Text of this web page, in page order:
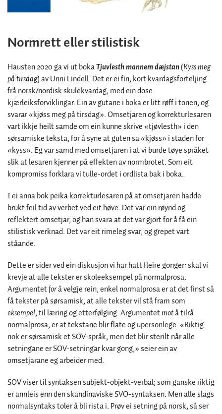
Normrett eller stilistisk
Hausten 2020 ga vi ut bokaTjuvlesth mannem dæjstan(Kyss meg
på tirsdag) av Unni Lindell. Det er ei fin, kort kvardagsforteljing
frå norsk/nordisk skulekvardag, med ein dose
kjærleiksforviklingar. Ein av gutane i boka er litt røff i tonen, og
svarar «kjøss meg på tirsdag». Omsetjaren og korrekturlesaren
vart ikkje heilt samde om ein kunne skrive «tjøvlesth» i den
sørsamiske teksta, for å syne at guten sa «kjøss» i staden for
«kyss». Eg var samd med omsetjaren i at vi burde tøye språket
slik at lesaren kjenner på effekten av normbrotet. Som eit
kompromiss forklara vi tulle-ordet i ordlista bak i boka.
I ei anna bok peika korrekturlesaren på at omsetjaren hadde
brukt feil tid av verbet ved eit høve. Det var ein røynd og
reflektert omsetjar, og han svara at det var gjort for å få ein
stilistisk verknad. Det var eit rimeleg svar, og grepet vart
ståande.
Dette er sider ved ein diskusjon vi har hatt fleire gonger: skal vi
krevje at alle tekster er skoleeksempel på normalprosa.
Argumentetforå velgje rein, enkel normalprosa er at det finst så
få tekster på sørsamisk, at alle tekster vil stå fram som
eksempel, til læring og etterfølging. Argumentetmotå tilrå
normalprosa, er at tekstane blir flate og upersonlege. «Riktig
nok er sørsamisk et SOV-språk, men det blir sterilt når alle
setningane er SOV-setningar kvar gong,» seier ein av
omsetjarane eg arbeider med.
SOV viser til syntaksen subjekt-objekt-verbal; som ganske riktig
er annleis enn den skandinaviske SVO-syntaksen. Men alle slags
normalsyntaks toler å bli rista i. Prøv ei setning på norsk, så ser